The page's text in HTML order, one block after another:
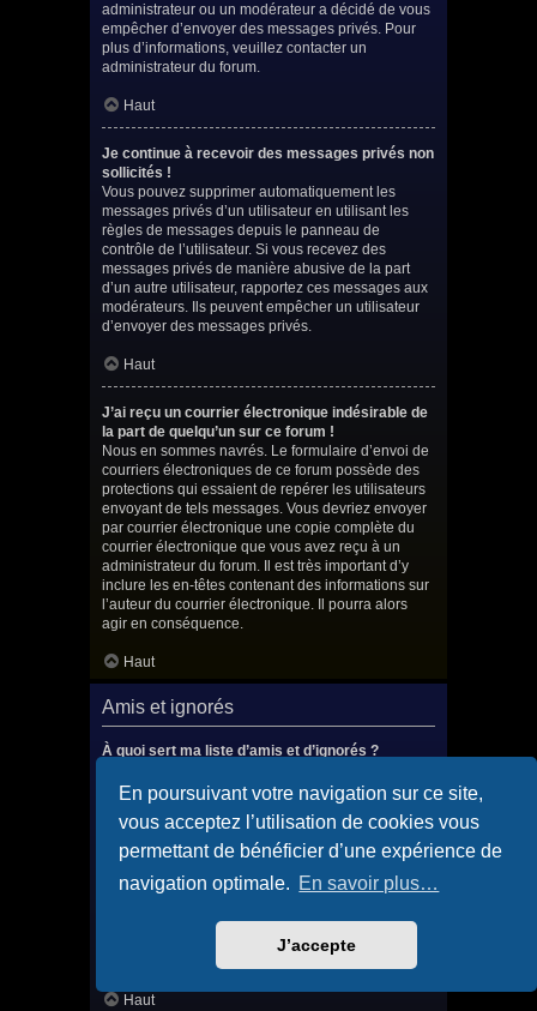
En poursuivant votre navigation sur ce site,
vous acceptez l’utilisation de cookies vous
permettant de bénéficier d’une expérience de
navigation optimale. En savoir plus…
J’accepte
administrateur ou un modérateur a décidé de vous
empêcher d’envoyer des messages privés. Pour
plus d’informations, veuillez contacter un
administrateur du forum.
Haut
Je continue à recevoir des messages privés non
sollicités !
Vous pouvez supprimer automatiquement les
messages privés d’un utilisateur en utilisant les
règles de messages depuis le panneau de
contrôle de l’utilisateur. Si vous recevez des
messages privés de manière abusive de la part
d’un autre utilisateur, rapportez ces messages aux
modérateurs. Ils peuvent empêcher un utilisateur
d’envoyer des messages privés.
Haut
J’ai reçu un courrier électronique indésirable de
la part de quelqu’un sur ce forum !
Nous en sommes navrés. Le formulaire d’envoi de
courriers électroniques de ce forum possède des
protections qui essaient de repérer les utilisateurs
envoyant de tels messages. Vous devriez envoyer
par courrier électronique une copie complète du
courrier électronique que vous avez reçu à un
administrateur du forum. Il est très important d’y
inclure les en-têtes contenant des informations sur
l’auteur du courrier électronique. Il pourra alors
agir en conséquence.
Haut
Amis et ignorés
À quoi sert ma liste d’amis et d’ignorés ?
trier certains utilisateurs du forum. Les membres
ajoutés à votre liste d’amis seront listés dans le
panneau de contrôle de l’utilisateur afin de
consulter rapidement leur statut en ligne et leur
envoyer des messages privés. Selon le style
utilisé, les messages publiés par ces utilisateurs
vous ajoutez un utilisateur à votre liste d’ignorés,
tous les messages qu’il publiera seront masqués
Haut